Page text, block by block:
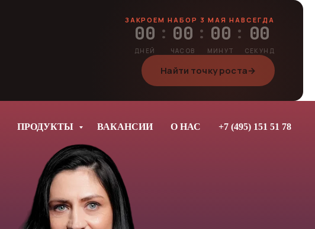
ЗАКРОЕМ НАБОР 3 МАЯ НАВСЕГДА
00
ДНЕЙ
: 00
ЧАСОВ
: 00
МИНУТ
: 00
СЕКУНД
Найти точку роста→
ПРОДУКТЫ ВАКАНСИИ О НАС +7 (495) 151 51 78